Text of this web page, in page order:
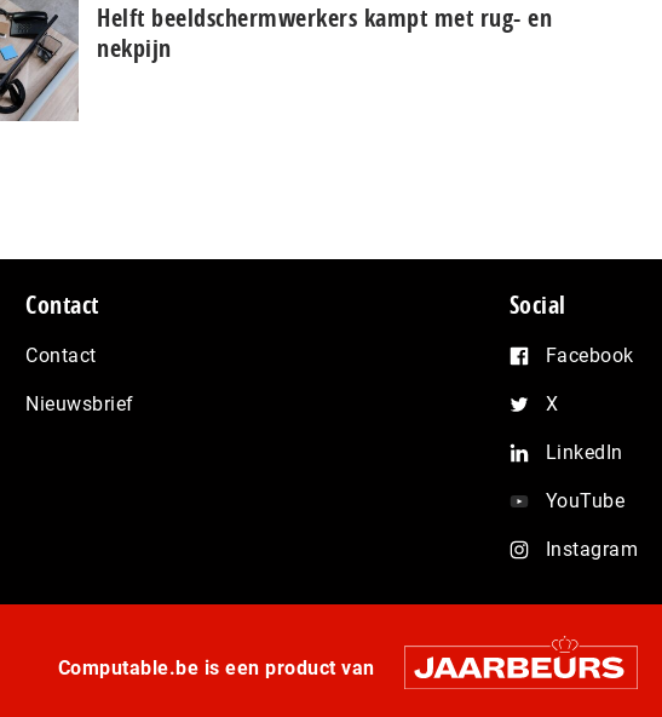
Helft beeldschermwerkers kampt met rug- en
nekpijn
Contact
Contact
Nieuwsbrief
Social
Facebook
X
LinkedIn
YouTube
Instagram
Computable.be is een product van